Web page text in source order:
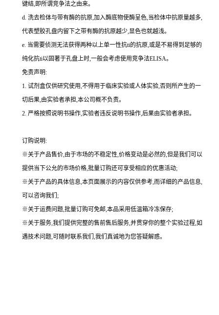
键结,即所谓竞争法之由来。
d. 洗去检体与带有酶的抗原,加入酶底物使酶呈色,当检体中抗原量越多,
代表塑胶孔盘内留下之带有酶的抗原越少,显色也就越浅。
e. 当需要侦测无法获得两种以上单一性抗ti的抗原,或是不易得到足够的
纯化抗ti以固著于孔盘上时,一般会考虑使用竞争法ELISA。
免责声明:
1. 试剂盒仅供研究使用,不得用于临床实验或人体实验,否则所产生的一
切后果,由实验者承担,本公司概不负责。
2. 严格按照说明书操作,实验者违反说明书操作,后果由实验者承担。
订购说明:
※关于产品售价,由于市场的不稳定性,价格变动是必然的,但是我们可以
提供当下公允的市场价格,批量订购还可享受相应的优惠活动;
※关于产品的具体信息,本页面展示的内容仅供参考,而详细的产品信息,
可以咨询我们;
※关于运费问题,批量订购可免邮,本品采用低温箱冷冻保存;
※关于服务,我们提供完整的售前售后服务,并贯穿你的整个实验过程,如
遇技术问题,可随时联系我们,我们真诚地为您答疑解惑。